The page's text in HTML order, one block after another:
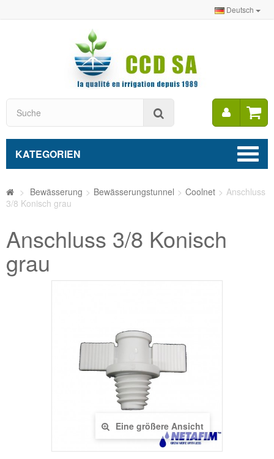
Deutsch
Mein
Konto
KATEGORIEN
> Bewässerung > Bewässerungstunnel > Coolnet > Anschluss
3/8 Konisch grau
Anschluss 3/8 Konisch
grau
Eine größere Ansicht